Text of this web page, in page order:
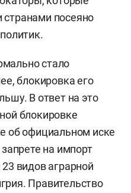
посеяно
стало
блокировка его
В ответ на это
блокировке
об официальном иске
на импорт
видов аграрной
Правительство